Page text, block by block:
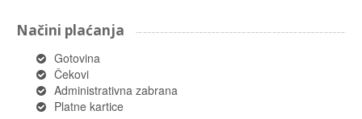
Načini plaćanja
Gotovina
Čekovi
Administrativna zabrana
Platne kartice